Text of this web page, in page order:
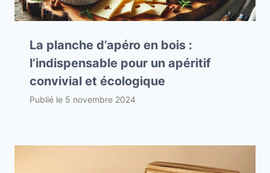
La planche d’apéro en bois :
l’indispensable pour un apéritif
convivial et écologique
Publié le 5 novembre 2024